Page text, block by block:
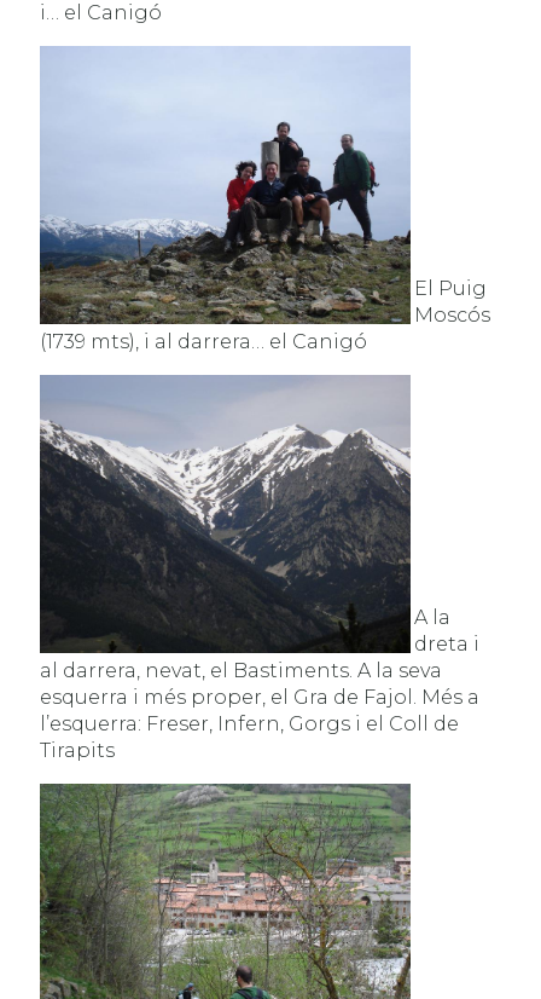
i… el Canigó
El Puig
Moscós
(1739 mts), i al darrera… el Canigó
A la
dreta i
al darrera, nevat, el Bastiments. A la seva
esquerra i més proper, el Gra de Fajol. Més a
l’esquerra: Freser, Infern, Gorgs i el Coll de
Tirapits